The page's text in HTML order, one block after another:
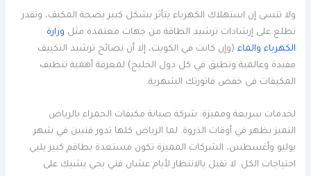
ولا تنسى إن استهلاك الكهرباء يتأثر بشكل كبير بصحة المكيف، وتقدر
تطلع على إرشادات ترشيد الطاقة من جهات معتمدة مثل وزارة
الكهرباء والماء (وإن كانت في الكويت، إلا أن نصائح ترشيد التكييف
مفيدة وعالمية وتطبق في كل دول الخليج) لمعرفة أهمية تنظيف
المكيفات في خفض فاتورتك الشهرية.
لخدمات سريعة ومميزة: شركة صيانة مكيفات الحمراء بالرياض
التميز يظهر في أوقات الذروة. لما الرياض كلها تدور فنيين في شهر
يوليو وأغسطس، الشركات المميزة تكون مستعدة بطاقم كبير يلبي
احتياجات الكل. لا تقبل بالانتظار لأيام عشان فني يجي يشيك على